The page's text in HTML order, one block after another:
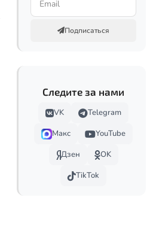
Подписаться
Следите за нами
VK
Telegram
Макс
YouTube
Дзен
OK
TikTok